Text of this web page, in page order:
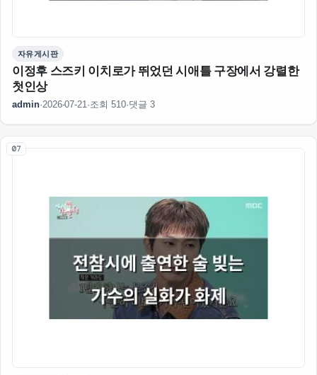
자유게시판
이정후 스즈키 이치로가 뛰었던 시애틀 구장에서 강렬한
첫인상
admin·2026-07-21 ·조회 510·댓글 3
07